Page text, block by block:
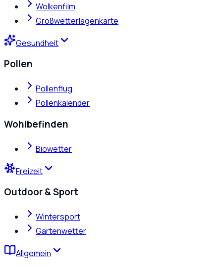
Wolkenfilm
Großwetterlagenkarte
Gesundheit
Pollen
Pollenflug
Pollenkalender
Wohlbefinden
Biowetter
Freizeit
Outdoor & Sport
Wintersport
Gartenwetter
Allgemein